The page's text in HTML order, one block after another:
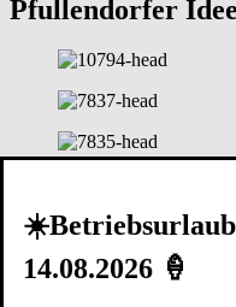
Pfullendorfer
☀️Betriebsurlaub
14.08.2026 🍦